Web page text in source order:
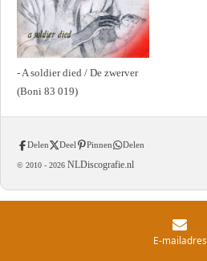
- A soldier died / De zwerver
(Boni 83 019)
Delen Deel Pinnen Delen
© 2010 - 2026 NLDiscografie.nl
E-mailadres